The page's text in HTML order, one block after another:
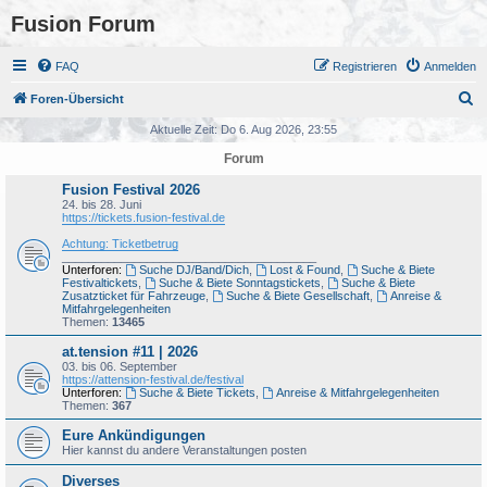
Fusion Forum
FAQ Anmelden
Registrieren
Foren-Übersicht
Aktuelle Zeit: Do 6. Aug 2026, 23:55
Forum
Fusion Festival 2026
24. bis 28. Juni
https://tickets.fusion-festival.de
Achtung: Ticketbetrug
Unterforen:
Suche DJ/Band/Dich, Lost & Found,
Suche & Biete
Festivaltickets
Suche & Biete Sonntagstickets
Suche & Biete
Zusatzticket für Fahrzeuge
Suche & Biete Gesellschaft,
Anreise &
Mitfahrgelegenheiten
Themen: 13465
at.tension #11 | 2026
03. bis 06. September
https://attension-festival.de/festival
Unterforen:
Suche & Biete Tickets
Anreise & Mitfahrgelegenheiten
Themen: 367
Eure Ankündigungen
Hier kannst du andere Veranstaltungen posten
Diverses